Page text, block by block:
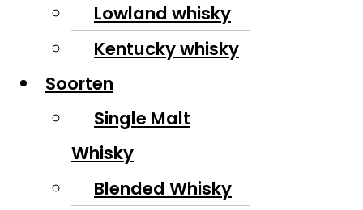
Lowland whisky
Kentucky whisky
Soorten
Single Malt
Whisky
Blended Whisky